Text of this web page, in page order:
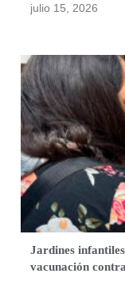
julio 15, 2026
Jardines
vacunación